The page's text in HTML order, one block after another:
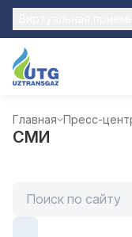
Главная Пресс-
СМИ